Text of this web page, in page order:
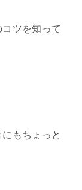
ツを知って
もちょっと